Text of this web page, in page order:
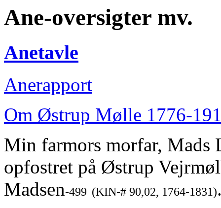
Ane-oversigter mv.
Anetavle
Anerapport
Om Østrup Mølle 1776-
Min farmors morfar, Mads
opfostret på Østrup
Madsen-499 (KIN-# 90,02, 1764-1831)